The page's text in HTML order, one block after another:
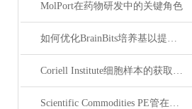
MolPort在药物研发中的关键角色
如何优化BrainBits培养基以提高实验效果？
Coriell Institute细胞样本的获取与应用指南
Scientific Commodities PE管在环保实验中的作用